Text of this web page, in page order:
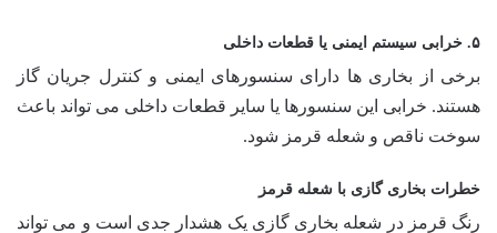
۵. خرابی سیستم ایمنی یا قطعات داخلی
برخی از بخاری ها دارای سنسورهای ایمنی و کنترل جریان گاز
هستند. خرابی این سنسورها یا سایر قطعات داخلی می تواند باعث
سوخت ناقص و شعله قرمز شود.
خطرات بخاری گازی با شعله قرمز
رنگ قرمز در شعله بخاری گازی یک هشدار جدی است و می تواند